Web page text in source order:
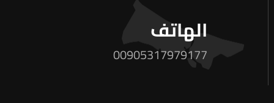
الهاتف
00905317979177